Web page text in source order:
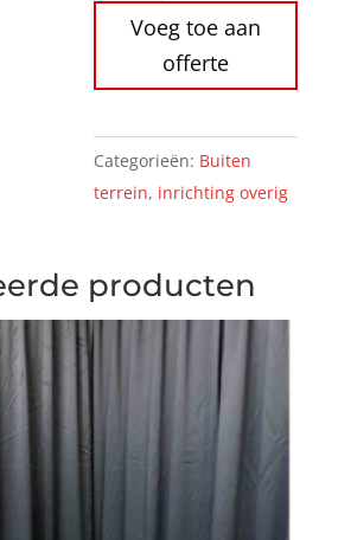
meterVoeg toe aan
offerte
Categorieën: Buiten
terrein, inrichting overig
producten